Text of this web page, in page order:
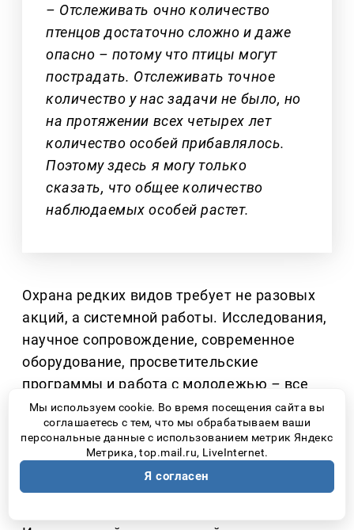
– Отслеживать очно количество
птенцов достаточно сложно и даже
опасно – потому что птицы могут
пострадать. Отслеживать точное
количество у нас задачи не было, но
на протяжении всех четырех лет
количество особей прибавлялось.
Поэтому здесь я могу только
сказать, что общее количество
наблюдаемых особей растет.
Охрана редких видов требует не разовых
акций, а системной работы. Исследования,
научное сопровождение, современное
оборудование, просветительские
программы и работа с молодежью – все
это стало возможным благодаря
партнерству национального парка
«Самарская Лука» и предприятий
самарской производственной площадки
ПАО НК «Роснефть».
Мы используем cookie. Во время посещения сайта вы
соглашаетесь с тем, что мы обрабатываем ваши
персональные данные с использованием метрик Яндекс
Метрика, top.mail.ru, LiveInternet.
Я согласен